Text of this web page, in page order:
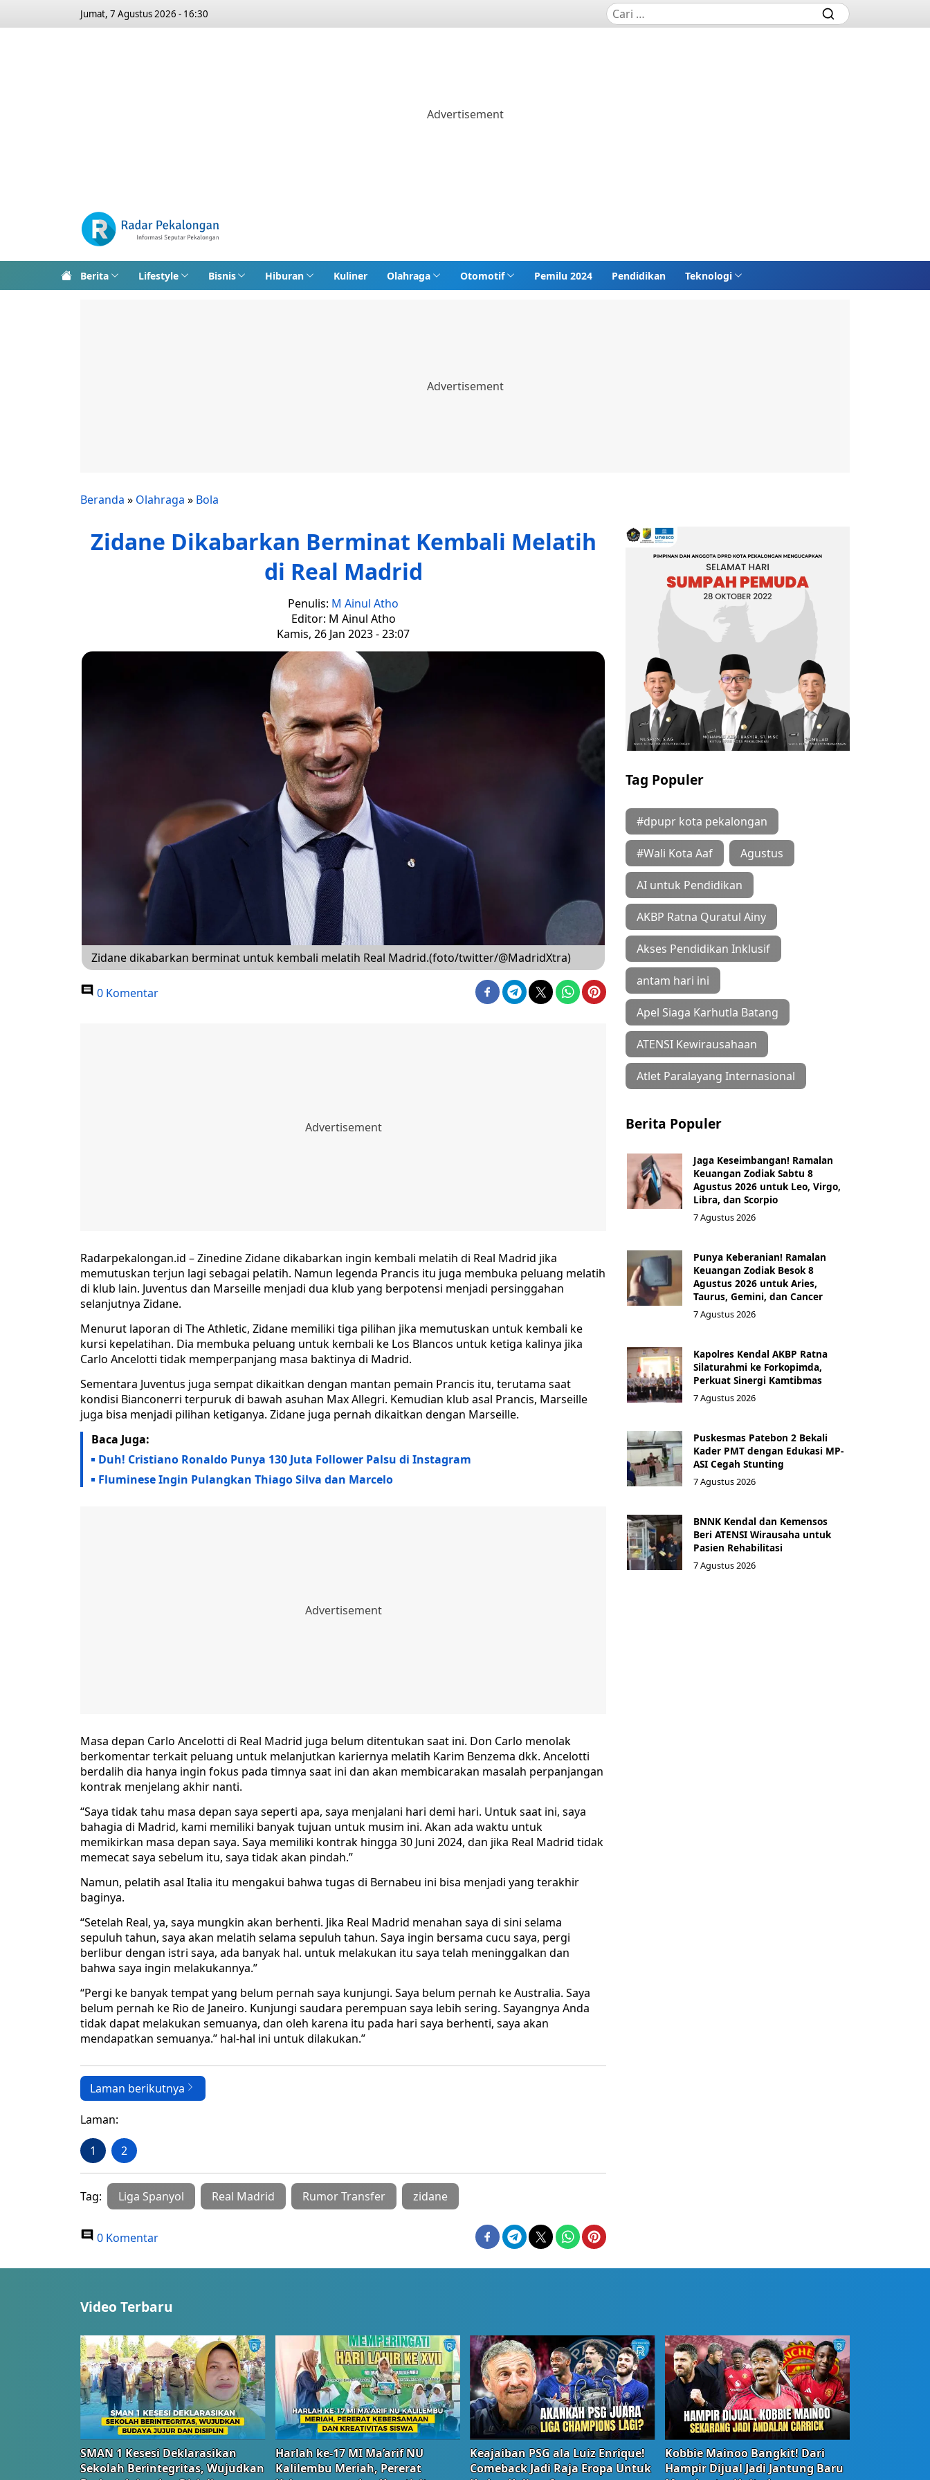
Jumat, 7 Agustus 2026 - 16:30
Berita Lifestyle Bisnis Hiburan Kuliner Olahraga Otomotif Pemilu 2024 Pendidikan Teknologi
Beranda » Olahraga » Bola
Zidane Dikabarkan Berminat Kembali Melatih
di Real Madrid
Penulis: M Ainul Atho
Editor: M Ainul Atho
Kamis, 26 Jan 2023 - 23:07
Zidane dikabarkan berminat untuk kembali melatih Real Madrid.(foto/twitter/@MadridXtra)
0 Komentar
Radarpekalongan.id – Zinedine Zidane dikabarkan ingin kembali melatih di Real Madrid jika
memutuskan terjun lagi sebagai pelatih. Namun legenda Prancis itu juga membuka peluang melatih
di klub lain. Juventus dan Marseille menjadi dua klub yang berpotensi menjadi persinggahan
selanjutnya Zidane.
Menurut laporan di The Athletic, Zidane memiliki tiga pilihan jika memutuskan untuk kembali ke
kursi kepelatihan. Dia membuka peluang untuk kembali ke Los Blancos untuk ketiga kalinya jika
Carlo Ancelotti tidak memperpanjang masa baktinya di Madrid.
Sementara Juventus juga sempat dikaitkan dengan mantan pemain Prancis itu, terutama saat
kondisi Bianconerri terpuruk di bawah asuhan Max Allegri. Kemudian klub asal Prancis, Marseille
juga bisa menjadi pilihan ketiganya. Zidane juga pernah dikaitkan dengan Marseille.
Baca Juga:
Duh! Cristiano Ronaldo Punya 130 Juta Follower Palsu di Instagram
Fluminese Ingin Pulangkan Thiago Silva dan Marcelo
Masa depan Carlo Ancelotti di Real Madrid juga belum ditentukan saat ini. Don Carlo menolak
berkomentar terkait peluang untuk melanjutkan kariernya melatih Karim Benzema dkk. Ancelotti
berdalih dia hanya ingin fokus pada timnya saat ini dan akan membicarakan masalah perpanjangan
kontrak menjelang akhir nanti.
“Saya tidak tahu masa depan saya seperti apa, saya menjalani hari demi hari. Untuk saat ini, saya
bahagia di Madrid, kami memiliki banyak tujuan untuk musim ini. Akan ada waktu untuk
memikirkan masa depan saya. Saya memiliki kontrak hingga 30 Juni 2024, dan jika Real Madrid tidak
memecat saya sebelum itu, saya tidak akan pindah.”
Namun, pelatih asal Italia itu mengakui bahwa tugas di Bernabeu ini bisa menjadi yang terakhir
baginya.
“Setelah Real, ya, saya mungkin akan berhenti. Jika Real Madrid menahan saya di sini selama
sepuluh tahun, saya akan melatih selama sepuluh tahun. Saya ingin bersama cucu saya, pergi
berlibur dengan istri saya, ada banyak hal. untuk melakukan itu saya telah meninggalkan dan
bahwa saya ingin melakukannya.”
“Pergi ke banyak tempat yang belum pernah saya kunjungi. Saya belum pernah ke Australia. Saya
belum pernah ke Rio de Janeiro. Kunjungi saudara perempuan saya lebih sering. Sayangnya Anda
tidak dapat melakukan semuanya, dan oleh karena itu pada hari saya berhenti, saya akan
mendapatkan semuanya.” hal-hal ini untuk dilakukan.”
Laman berikutnya
Laman:
1 2
Tag: Liga Spanyol Real Madrid Rumor Transfer zidane
0 Komentar
Tag Populer
#dpupr kota pekalongan
#Wali Kota Aaf Agustus
AI untuk Pendidikan
AKBP Ratna Quratul Ainy
Akses Pendidikan Inklusif
antam hari ini
Apel Siaga Karhutla Batang
ATENSI Kewirausahaan
Atlet Paralayang Internasional
Berita Populer
Jaga Keseimbangan! Ramalan
Keuangan Zodiak Sabtu 8
Agustus 2026 untuk Leo, Virgo,
Libra, dan Scorpio
7 Agustus 2026
Punya Keberanian! Ramalan
Keuangan Zodiak Besok 8
Agustus 2026 untuk Aries,
Taurus, Gemini, dan Cancer
7 Agustus 2026
Kapolres Kendal AKBP Ratna
Silaturahmi ke Forkopimda,
Perkuat Sinergi Kamtibmas
7 Agustus 2026
Puskesmas Patebon 2 Bekali
Kader PMT dengan Edukasi MP-
ASI Cegah Stunting
7 Agustus 2026
BNNK Kendal dan Kemensos
Beri ATENSI Wirausaha untuk
Pasien Rehabilitasi
7 Agustus 2026
Video Terbaru
SMAN 1 Kesesi Deklarasikan
Sekolah Berintegritas, Wujudkan
Harlah ke-17 MI Ma’arif NU
Kalilembu Meriah, Pererat
Keajaiban PSG ala Luiz Enrique!
Comeback Jadi Raja Eropa Untuk
Kobbie Mainoo Bangkit! Dari
Hampir Dijual Jadi Jantung Baru